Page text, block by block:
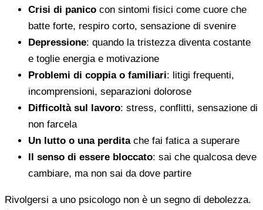
Crisi di panico con sintomi fisici come cuore che
batte forte, respiro corto, sensazione di svenire
Depressione: quando la tristezza diventa costante
e toglie energia e motivazione
Problemi di coppia o familiari: litigi frequenti,
incomprensioni, separazioni dolorose
Difficoltà sul lavoro: stress, conflitti, sensazione di
non farcela
Un lutto o una perditache fai fatica a superare
Il senso di essere bloccato: sai che qualcosa deve
cambiare, ma non sai da dove partire
Rivolgersi a uno psicologo non è un segno di debolezza.